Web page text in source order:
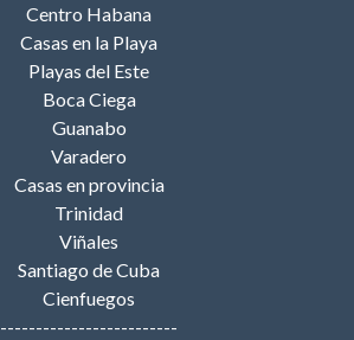
Centro Habana
Casas en la Playa
Playas del Este
Boca Ciega
Guanabo
Varadero
Casas en provincia
Trinidad
Viñales
Santiago de Cuba
Cienfuegos
-------------------------